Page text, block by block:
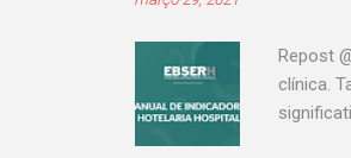
Repost
clínica.